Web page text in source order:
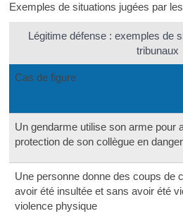
Exemples de situations jugées par
Légitime défense : exemples de
tribunaux
Cas de figure
Un gendarme utilise son arme pour
protection de son collègue en
Une personne donne des coups de
avoir été insultée et sans avoir été
violence physique